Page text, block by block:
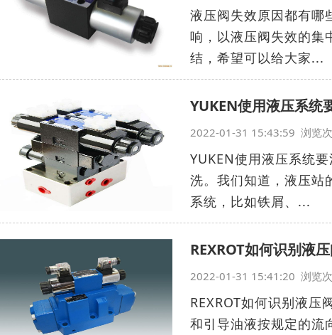
液压阀失效原因都有哪
响，以液压阀失效的集
结，希望可以给大家...
YUKEN使用液压系统
2022-01-31 15:43:59 浏览
YUKEN使用液压系统
洗。我们知道，液压站
系统，比如铁屑、...
REXROT如何识别液
2022-01-31 15:41:20 浏览
REXROT如何识别液
和引导油液按规定的流